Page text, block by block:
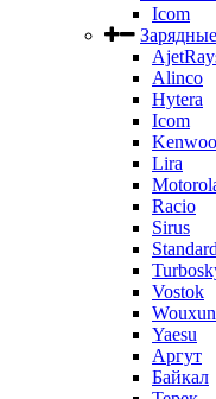
Icom
Alinco
Hytera
Icom
Lira
Racio
Sirus
Vostok
Wouxun
Yaesu
Аргут
Байкал